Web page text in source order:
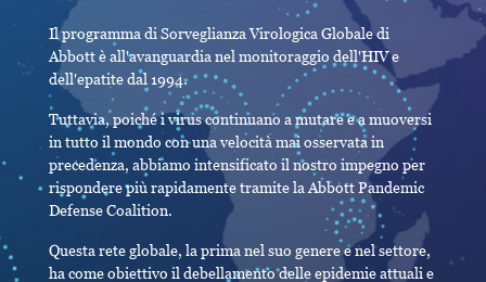
Il programma di Sorveglianza Virologica Globale di
Abbott è all'avanguardia nel monitoraggio dell'HIV e
dell'epatite dal 1994.
Tuttavia, poiché i virus continuano a mutare e a muoversi
in tutto il mondo con una velocità mai osservata in
precedenza, abbiamo intensificato il nostro impegno per
rispondere più rapidamente tramite la Abbott Pandemic
Defense Coalition.
Questa rete globale, la prima nel suo genere e nel settore,
ha come obiettivo il debellamento delle epidemie attuali e